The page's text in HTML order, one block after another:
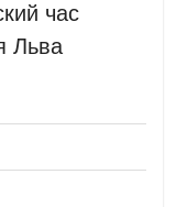
час
Льва